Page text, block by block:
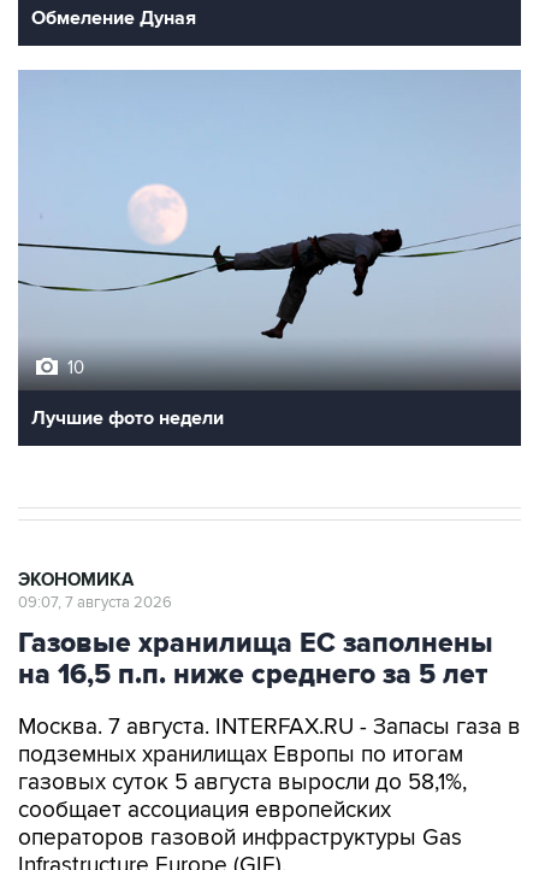
Обмеление Дуная
10
Лучшие фото недели
ЭКОНОМИКА
09:07, 7 августа 2026
Газовые хранилища ЕС заполнены
на 16,5 п.п. ниже среднего за 5 лет
Москва. 7 августа. INTERFAX.RU - Запасы газа в
подземных хранилищах Европы по итогам
газовых суток 5 августа выросли до 58,1%,
сообщает ассоциация европейских
операторов газовой инфраструктуры Gas